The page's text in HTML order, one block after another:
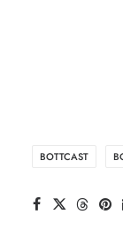
BOTTCAST